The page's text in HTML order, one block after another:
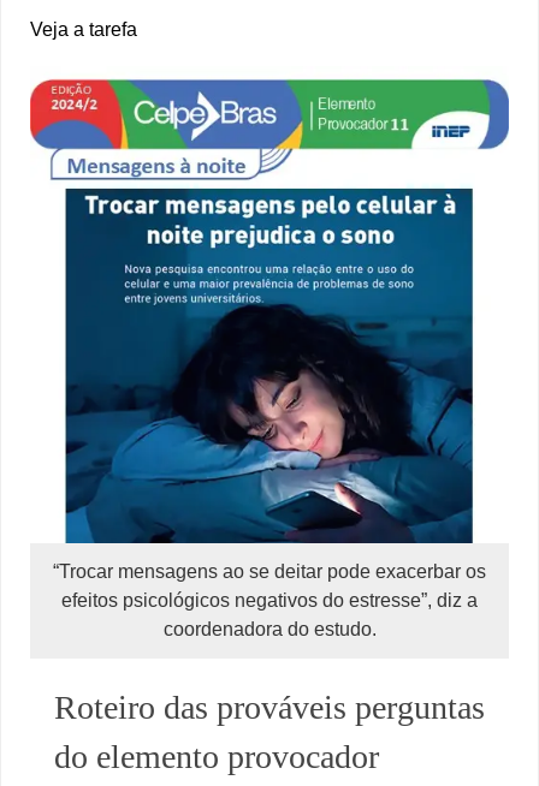
Veja a tarefa
“Trocar mensagens ao se deitar pode exacerbar os
efeitos psicológicos negativos do estresse”, diz a
coordenadora do estudo.
Roteiro das prováveis perguntas
do elemento provocador